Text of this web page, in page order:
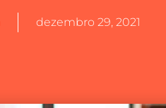
dezembro 29, 2021